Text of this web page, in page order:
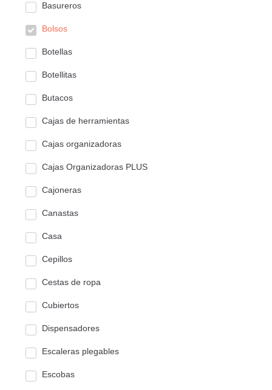
Basureros
Bolsos
Botellas
Botellitas
Butacos
Cajas de herramientas
Cajas organizadoras
Cajas Organizadoras PLUS
Cajoneras
Canastas
Casa
Cepillos
Cestas de ropa
Cubiertos
Dispensadores
Escaleras plegables
Escobas